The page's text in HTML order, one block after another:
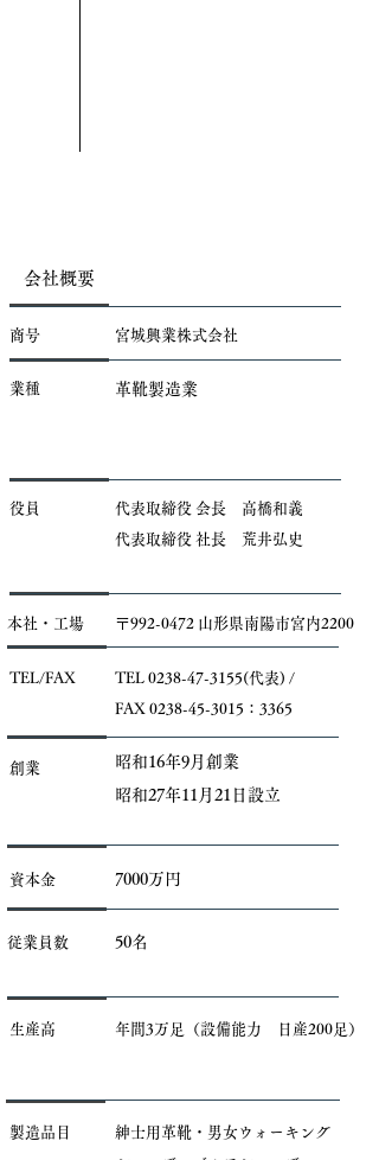
会社概要
商号 宮城興業株式会社
業種 革靴製造業
役員
代表取締役 会長 高橋和義
​代表取締役 社長 荒井弘史
本社・工場 〒992-0472 山形県南陽市宮内2200
TEL/FAX TEL 0238-47-3155(代表) /
FAX 0238-45-3015 ：3365
創業
昭和16年9月創業
昭和27年11月21日設立
資本金 7000万円
従業員数 50名
生産高 年間3万足（設備能力 日産200足）
製造品目
紳士用革靴・男女ウォーキング